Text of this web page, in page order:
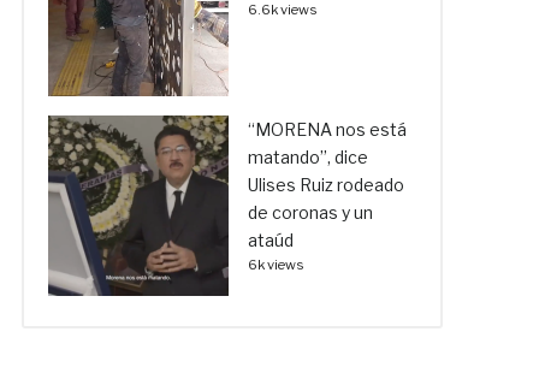
6.6k views
“MORENA nos está
matando”, dice
Ulises Ruiz rodeado
de coronas y un
ataúd
6k views